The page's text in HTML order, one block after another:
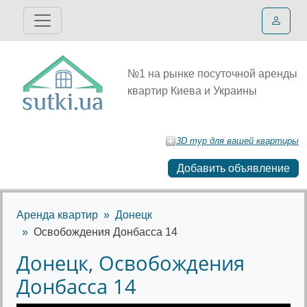
№1 на рынке посуточной аренды
квартир Киева и Украины
3D тур для вашей квартиры
Добавить объявление
Аренда квартир
Донецк
Освобождения Донбасса 14
Донецк, Освобождения
Донбасса 14